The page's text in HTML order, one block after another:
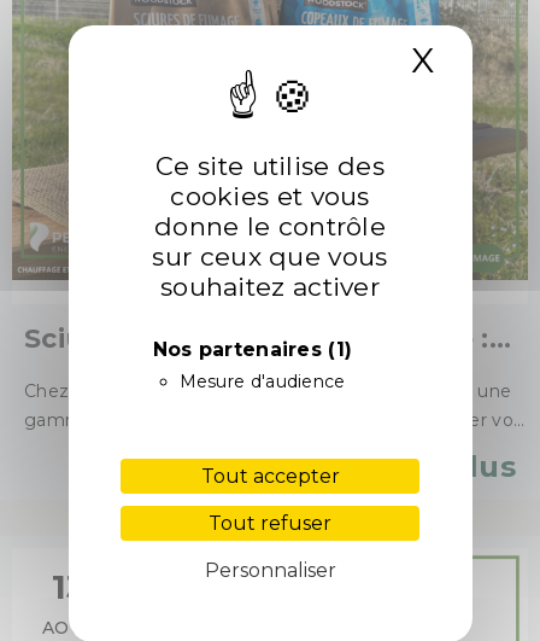
Ce site utilise des
cookies et vous
donne le contrôle
sur ceux que vous
souhaitez activer
Nos partenaires (1)
Mesure d'audience
Tout accepter
Tout refuser
Personnaliser
X
Sciure Ou Copeaux De Fumage :
Lequel Choisir Pour Sublimer Vos
Grillades ?
Chez Péchavy Énergie Bois, nous avons développé une
gamme cuisson et fumage pensée pour transformer vos
Découvrez nos deux produits phares !
Lire plus
13
AOÛT